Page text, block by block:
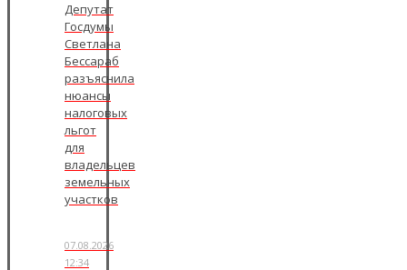
Депутат
Госдумы
Светлана
Бессараб
разъяснила
нюансы
налоговых
льгот
для
владельцев
земельных
участков
07.08.2026
12:34